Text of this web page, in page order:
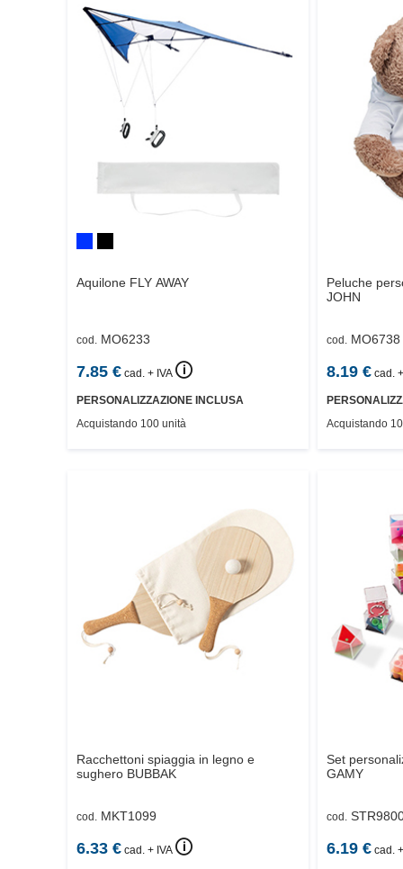
Aquilone FLY AWAY
cod. MO6233
7.85 € cad. + IVA 🛈
PERSONALIZZAZIONE INCLUSA
Acquistando 100 unità
Peluche
JOHN
cod. MO6738
8.19€ cad.
Acquistando
Racchettoni spiaggia in legno e
sughero BUBBAK
cod. MKT1099
6.33 € cad. + IVA 🛈
Set
GAMY
cod.
6.19€ cad.